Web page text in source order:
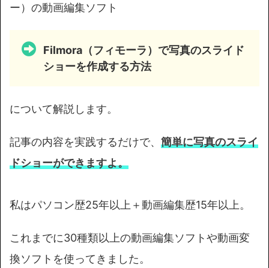
ー）の動画編集ソフト
Filmora（フィモーラ）で写真のスライド
ショーを作成する方法
について解説します。
記事の内容を実践するだけで、 簡単に写真のスライ
ドショーができますよ。
私はパソコン歴25年以上＋動画編集歴15年以上。
これまでに30種類以上の動画編集ソフトや動画変
換ソフトを使ってきました。